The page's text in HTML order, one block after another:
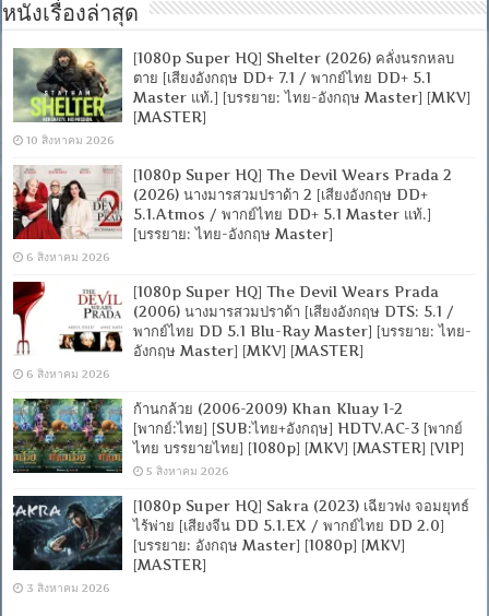
MASTER
+ซับ
PGS
คม
ชัด]
[MASTER]
[MKV]
หนังเรื่องล่าสุด
[1080p Super HQ] Shelter (2026) คลั่งนรกหลบ
ตาย [เสียงอังกฤษ DD+ 7.1 / พากย์ไทย DD+ 5.1
Master แท้.] [บรรยาย: ไทย-อังกฤษ Master] [MKV]
[MASTER]
10 สิงหาคม 2026
[1080p Super HQ] The Devil Wears Prada 2
(2026) นางมารสวมปราด้า 2 [เสียงอังกฤษ DD+
5.1.Atmos / พากย์ไทย DD+ 5.1 Master แท้.]
[บรรยาย: ไทย-อังกฤษ Master]
6 สิงหาคม 2026
[1080p Super HQ] The Devil Wears Prada
(2006) นางมารสวมปราด้า [เสียงอังกฤษ DTS: 5.1 /
พากย์ไทย DD 5.1 Blu-Ray Master] [บรรยาย: ไทย-
อังกฤษ Master] [MKV] [MASTER]
6 สิงหาคม 2026
ก้านกล้วย (2006-2009) Khan Kluay 1-2
[พากย์:ไทย] [SUB:ไทย+อังกฤษ] HDTV.AC-3 [พากย์
ไทย บรรยายไทย] [1080p] [MKV] [MASTER] [VIP]
5 สิงหาคม 2026
[1080p Super HQ] Sakra (2023) เฉียวฟง จอมยุทธ์
ไร้พ่าย [เสียงจีน DD 5.1.EX / พากย์ไทย DD 2.0]
[บรรยาย: อังกฤษ Master] [1080p] [MKV]
[MASTER]
3 สิงหาคม 2026